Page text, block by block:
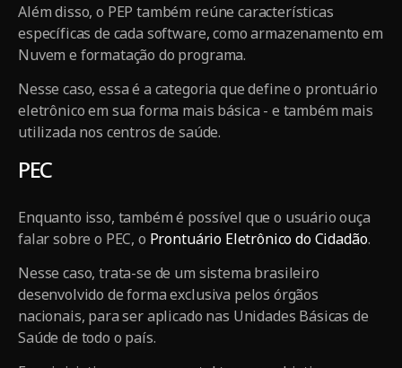
Além disso, o PEP também reúne características
específicas de cada software, como armazenamento em
Nuvem e formatação do programa.
Nesse caso, essa é a categoria que define o prontuário
eletrônico em sua forma mais básica - e também mais
utilizada nos centros de saúde.
PEC
Enquanto isso, também é possível que o usuário ouça
falar sobre o PEC, o Prontuário Eletrônico do Cidadão.
Nesse caso, trata-se de um sistema brasileiro
desenvolvido de forma exclusiva pelos órgãos
nacionais, para ser aplicado nas Unidades Básicas de
Saúde de todo o país.